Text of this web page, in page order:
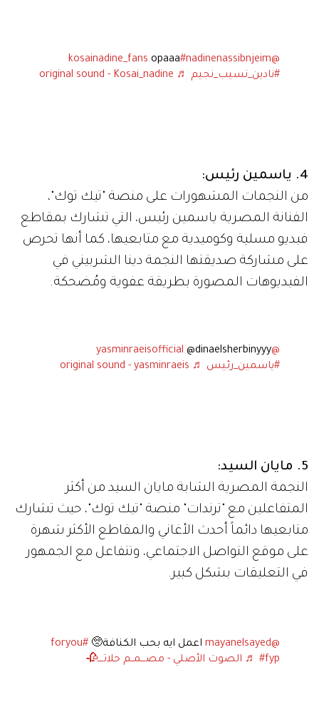
@kosainadine_fans
opaaa#nadinenassibnjeim
#نادين_نسيب_نجيم
♬ original sound - Kosai_nadine
4. ياسمين رئيس:
من النجمات المشهورات على منصة "تيك توك"،
الفنانة المصرية ياسمين رئيس، التي تشارك بمقاطع
فيديو مسلية وكوميدية مع متابعيها، كما أنها تحرص
على مشاركة صديقتها النجمة دينا الشربيني في
الفيديوهات المصورة بطريقة عفوية ومُضحكة.
@yasminraeisofficial
@dinaelsherbinyyy
#ياسمين_رئيس
♬ original sound - yasminraeis
5. مايان السيد:
النجمة المصرية الشابة مايان السيد من أكثر
المتفاعلين مع "ترندات" منصة "تيك توك"، حيث تشارك
متابعيها دائماً أحدث الأغاني والمقاطع الأكثر شهرة
على موقع التواصل الاجتماعي، وتتفاعل مع الجمهور
في التعليقات بشكل كبير.
@mayanelsayed اعمل ايه بحب الكنافة🥺 #foryou
#fyp
♬ الصوت الأصلي - مصـــمــم حلاتــــ🥀